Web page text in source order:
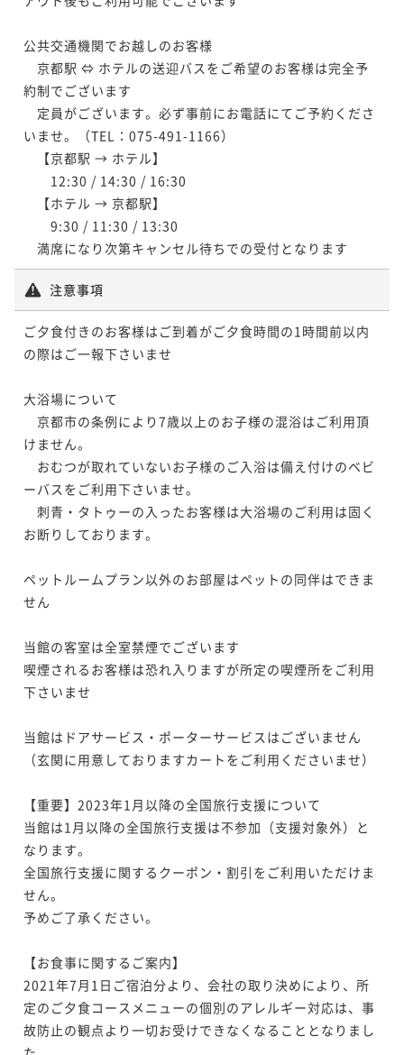
公共交通機関でお越しのお客様
京都駅 ⇔ ホテルの送迎バスをご希望のお客様は完全予
約制でございます
定員がございます。必ず事前にお電話にてご予約くださ
いませ。（TEL：075-491-1166）
【京都駅 → ホテル】
12:30 / 14:30 / 16:30
【ホテル → 京都駅】
9:30 / 11:30 / 13:30
満席になり次第キャンセル待ちでの受付となります
注意事項
ご夕食付きのお客様はご到着がご夕食時間の1時間前以内
の際はご一報下さいませ
大浴場について
京都市の条例により7歳以上のお子様の混浴はご利用頂
けません。
おむつが取れていないお子様のご入浴は備え付けのベビ
ーバスをご利用下さいませ。
刺青・タトゥーの入ったお客様は大浴場のご利用は固く
お断りしております。
ペットルームプラン以外のお部屋はペットの同伴はできま
せん
当館の客室は全室禁煙でございます
喫煙されるお客様は恐れ入りますが所定の喫煙所をご利用
下さいませ
当館はドアサービス・ポーターサービスはございません
（玄関に用意しておりますカートをご利用くださいませ）
【重要】2023年1月以降の全国旅行支援について
当館は1月以降の全国旅行支援は不参加（支援対象外）と
なります。
全国旅行支援に関するクーポン・割引をご利用いただけま
せん。
予めご了承ください。
【お食事に関するご案内】
2021年7月1日ご宿泊分より、会社の取り決めにより、所
定のご夕食コースメニューの個別のアレルギー対応は、事
故防止の観点より一切お受けできなくなることとなりまし